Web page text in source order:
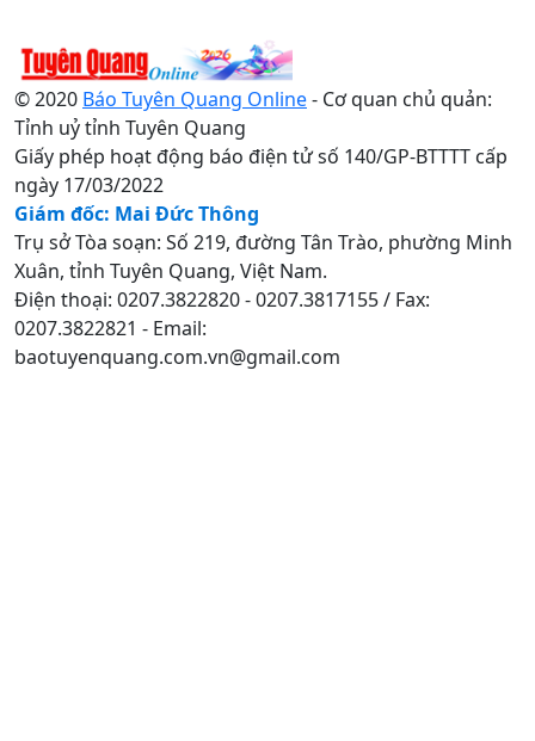
© 2020 Báo Tuyên Quang Online- Cơ quan chủ quản:
Tỉnh uỷ tỉnh Tuyên Quang
Giấy phép hoạt động báo điện tử số 140/GP-BTTTT cấp
ngày 17/03/2022
Giám đốc: Mai Đức Thông
Trụ sở Tòa soạn: Số 219, đường Tân Trào, phường Minh
Xuân, tỉnh Tuyên Quang, Việt Nam.
Điện thoại: 0207.3822820 - 0207.3817155 / Fax:
0207.3822821 - Email:
baotuyenquang.com.vn@gmail.com